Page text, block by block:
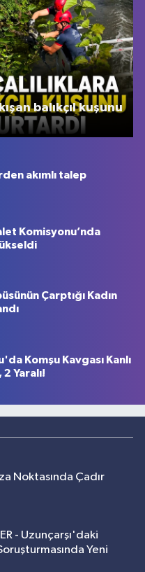
balıkçıl kuşunu
akımlı talep
Komisyonu’nda
Çarptığı Kadın
Komşu Kavgası Kanlı
Yaralı!
Noktasında Çadır
- Uzunçarşı'daki
Yeni